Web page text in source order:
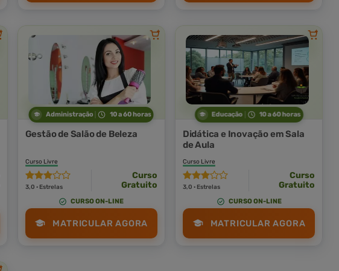
Administração 10 a 60 horas
Gestão de Salão de Beleza
Curso Livre
3,0 · Estrelas
Curso
Gratuito
CURSO ON-LINE
MATRICULAR AGORA
Educação 10 a 60 horas
Didática e Inovação em Sala
de Aula
Curso Livre
3,0 · Estrelas
Curso
Gratuito
CURSO ON-LINE
MATRICULAR AGORA